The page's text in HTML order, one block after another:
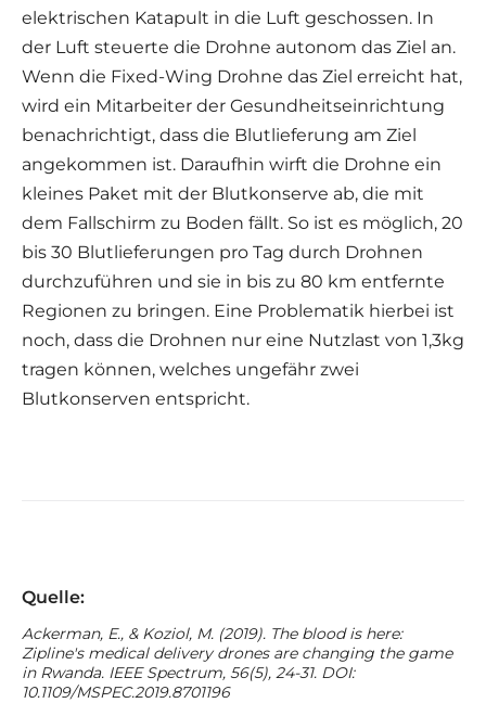
elektrischen Katapult in die Luft geschossen. In
der Luft steuerte die Drohne autonom das Ziel an.
Wenn die Fixed-Wing Drohne das Ziel erreicht hat,
wird ein Mitarbeiter der Gesundheitseinrichtung
benachrichtigt, dass die Blutlieferung am Ziel
angekommen ist. Daraufhin wirft die Drohne ein
kleines Paket mit der Blutkonserve ab, die mit
dem Fallschirm zu Boden fällt. So ist es möglich, 20
bis 30 Blutlieferungen pro Tag durch Drohnen
durchzuführen und sie in bis zu 80 km entfernte
Regionen zu bringen. Eine Problematik hierbei ist
noch, dass die Drohnen nur eine Nutzlast von 1,3kg
tragen können, welches ungefähr zwei
Blutkonserven entspricht.
Quelle:
Ackerman, E., & Koziol, M. (2019). The blood is here:
Zipline's medical delivery drones are changing the game
in Rwanda. IEEE Spectrum, 56(5), 24-31. DOI:
10.1109/MSPEC.2019.8701196